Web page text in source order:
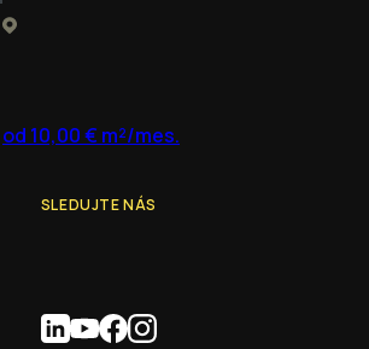
od 10,00 € m²/mes.
SLEDUJTE NÁS